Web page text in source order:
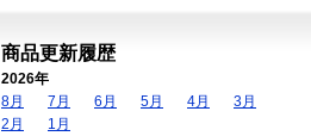
商品更新履歴
2026年
8月
7月 6月 5月 4月
3月
2月
1月